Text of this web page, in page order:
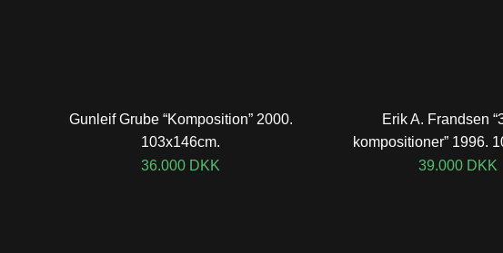
Gunleif Grube “Komposition” 2000.
103x146cm.
36.000 DKK
Erik A. Frandsen
kompositioner” 1996.
39.000 DKK